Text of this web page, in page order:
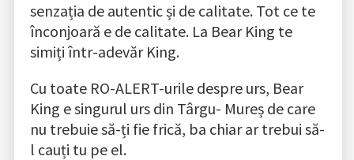
senzația de autentic și de calitate. Tot ce te
înconjoară e de calitate. La Bear King te
simiți într-adevăr King.
Cu toate RO-ALERT-urile despre urs, Bear
King e singurul urs din Târgu- Mureș de care
nu trebuie să-ți fie frică, ba chiar ar trebui să-
l cauți tu pe el.